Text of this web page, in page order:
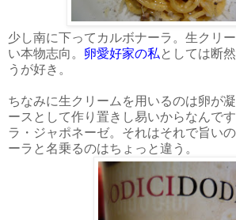
少し南に下ってカルボナーラ。生クリ
い本物志向。 卵愛好家の私 としては断
うが好き。
ちなみに生クリームを用いるのは卵が
ースとして作り置きし易いからなんで
ラ・ジャポネーゼ。それはそれで旨い
ーラと名乗るのはちょっと違う。